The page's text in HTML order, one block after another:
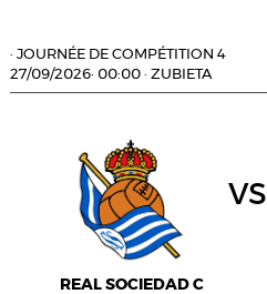
· JOURNÉE DE COMPÉTITION 4
27/09/2026· 00:00 · ZUBIETA
REAL SOCIEDAD C
vs